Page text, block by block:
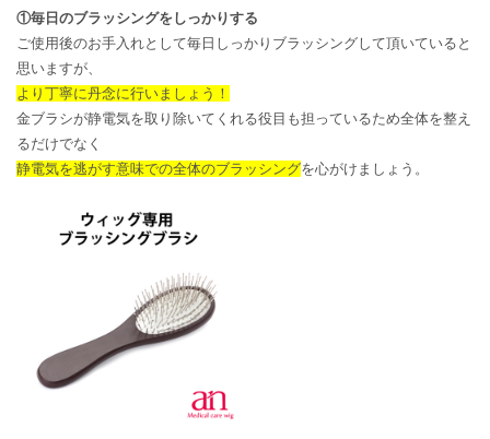
①毎日のブラッシングをしっかりする
ご使用後のお手入れとして毎日しっかりブラッシングして頂いていると
思いますが、
より丁寧に丹念に行いましょう！
金ブラシが静電気を取り除いてくれる役目も担っているため全体を整え
るだけでなく
静電気を逃がす意味での全体のブラッシングを心がけましょう。